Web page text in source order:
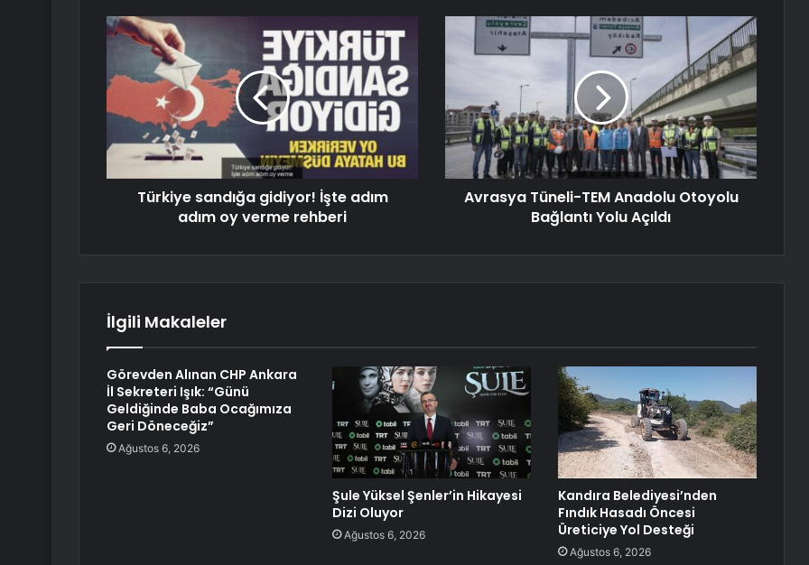
Türkiye sandığa gidiyor! İşte adım
adım oy verme rehberi
Avrasya Tüneli-TEM Anadolu Otoyolu
Bağlantı Yolu Açıldı
İlgili Makaleler
Görevden Alınan CHP Ankara
İl Sekreteri Işık: “Günü
Geldiğinde Baba Ocağımıza
Geri Döneceğiz”
Ağustos 6, 2026
Şule Yüksel Şenler’in Hikayesi
Dizi Oluyor
Ağustos 6, 2026
Kandıra Belediyesi’nden
Fındık Hasadı Öncesi
Üreticiye Yol Desteği
Ağustos 6, 2026